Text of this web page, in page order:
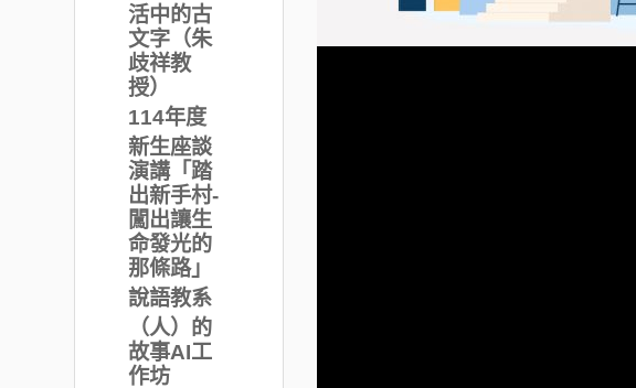
活中的古
文字（朱
歧祥教
授）
114年度
新生座談
演講「踏
出新手村-
闖出讓生
命發光的
那條路」
說語教系
（人）的
故事AI工
作坊